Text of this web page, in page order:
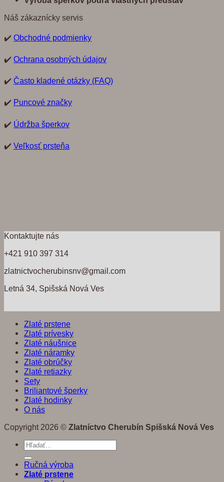
Náš zákaznícky servis
✔️ Obchodné podmienky
✔️ Ochrana osobných údajov
✔️ Často kladené otázky (FAQ)
✔️ Puncové značky
✔️ Údržba šperkov
✔️ Veľkosť prsteňa
Kontaktujte nás
+421 910 397 314
zlatnictvocherubinsnv@gmail.com
Letná 34, Spišská Nová Ves
Zlaté prstene
Zlaté prívesky
Zlaté náušnice
Zlaté náramky
Zlaté obrúčky
Zlaté retiazky
Sety
Briliantové šperky
Zlaté hodinky
O nás
Copyright 2026 © Zlatníctvo Cherubín Spišská Nová Ves
Hľadať:
Ručná výroba
Zlaté prstene